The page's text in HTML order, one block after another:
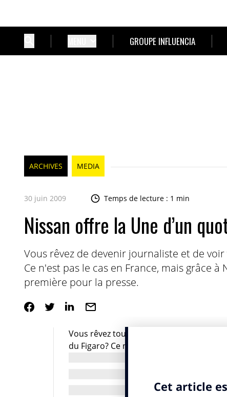
GROUPE INFLUENCIA
ARCHIVES MEDIA
30 juin 2009 Temps de lecture : 1 min
Nissan offre la Une d’un
Vous rêvez de devenir journaliste et de
Ce n'est pas le cas en France, mais grâce
première pour la presse.
Vous rêvez tous de devenir journaliste
du Figaro? Ce n’est pas le cas en
acteur sur le marché. Pour renforcer